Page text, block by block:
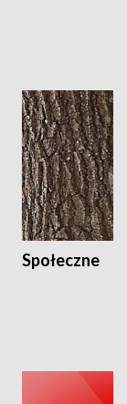
Społeczne